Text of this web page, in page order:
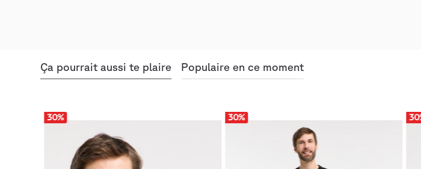
Ça pourrait aussi te plaire Populaire en ce moment
30% 30% 30